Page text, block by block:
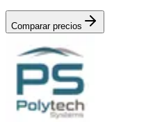
Comparar precios